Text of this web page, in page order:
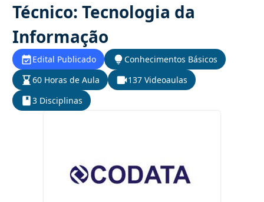
Técnico: Tecnologia da
Informação
Edital Publicado
Conhecimentos Básicos
60 Horas de Aula
137 Videoaulas
3 Disciplinas